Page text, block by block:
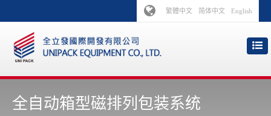
繁體中文 简体中文 English
全自动箱型磁排列包装系统